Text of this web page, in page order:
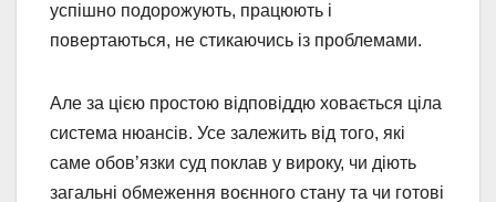
успішно подорожують, працюють і
повертаються, не стикаючись із проблемами.
Але за цією простою відповіддю ховається ціла
система нюансів. Усе залежить від того, які
саме обов’язки суд поклав у вироку, чи діють
загальні обмеження воєнного стану та чи готові